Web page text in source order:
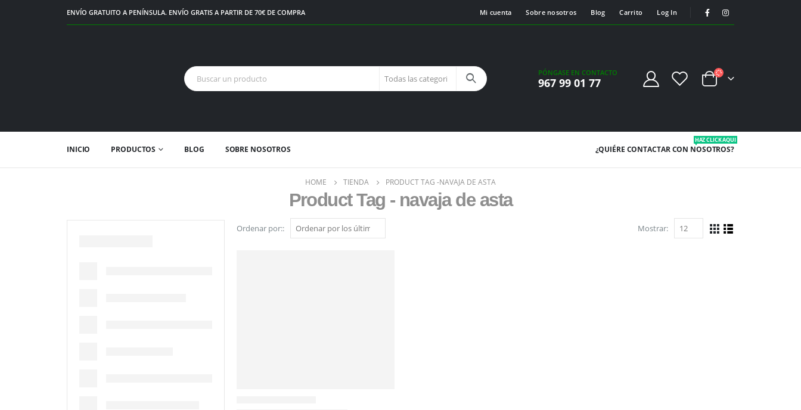
ENVÍO GRATUITO A PENÍNSULA. ENVÍO GRATIS A PARTIR DE 70€ DE COMPRA Mi cuenta Sobre nosotros Blog Carrito Log In
PÓNGASE EN CONTACTO
967 99 01 77
INICIO PRODUCTOS BLOG SOBRE NOSOTROS ¿QUIÉRE CONTACTAR CON NOSOTROS?
HAZ CLICK AQUI
HOME TIENDA PRODUCT TAG -NAVAJA DE ASTA
Product Tag - navaja de asta
Ordenar por:: Mostrar: